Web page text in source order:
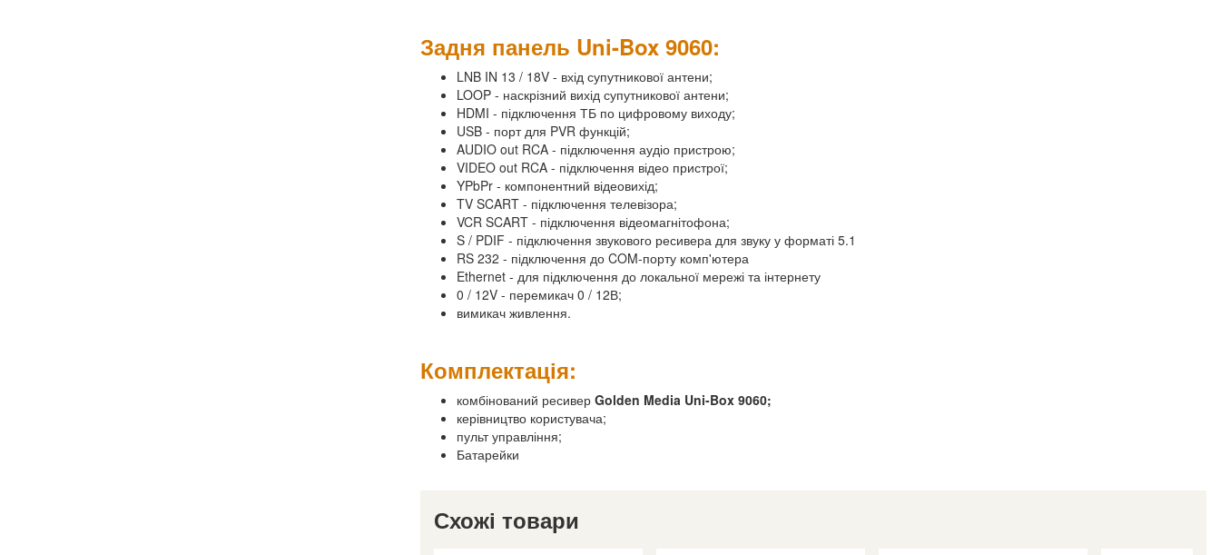
Задня панель Uni-Box 9060:
LNB IN 13 / 18V - вхід супутникової антени;
LOOP - наскрізний вихід супутникової антени;
HDMI - підключення ТБ по цифровому виходу;
USB - порт для PVR функцій;
AUDIO out RCA - підключення аудіо пристрою;
VIDEO out RCA - підключення відео пристрої;
YPbPr - компонентний відеовихід;
TV SCART - підключення телевізора;
VCR SCART - підключення відеомагнітофона;
S / PDIF - підключення звукового ресивера для звуку у форматі 5.1
RS 232 - підключення до COM-порту комп'ютера
Ethernet - для підключення до локальної мережі та інтернету
0 / 12V - перемикач 0 / 12В;
вимикач живлення.
Комплектація:
комбінований ресивер Golden Media Uni-Box 9060;
керівництво користувача;
пульт управління;
Батарейки
Схожі товари